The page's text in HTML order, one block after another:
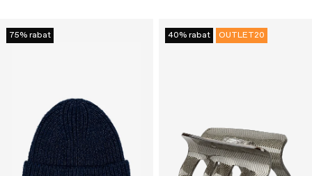
75% rabat 40% rabat OUTLET20